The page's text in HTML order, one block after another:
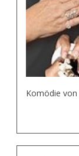
Komödie